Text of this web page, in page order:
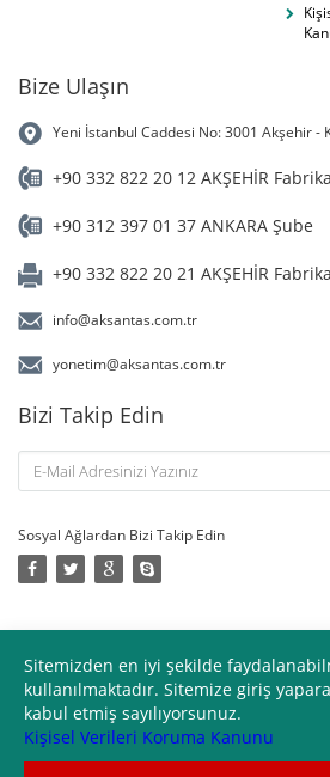
Sitemizden en iyi şekilde
kullanılmaktadır. Sitemize giriş
kabul etmiş sayılıyorsunuz.
Kişisel Verileri Koruma Kanunu
Bize Ulaşın
Yeni İstanbul Caddesi No: 3001 Akşehir -
+90 332 822 20 12 AKŞEHİR Fabrika
+90 312 397 01 37 ANKARA Şube
+90 332 822 20 21 AKŞEHİR Fabrika
info@aksantas.com.tr
yonetim@aksantas.com.tr
Bizi Takip Edin
Sosyal Ağlardan Bizi Takip Edin
saklıdır. İzinsiz ve kaynak gösterilmeden
Verileri Koruma Kanunu